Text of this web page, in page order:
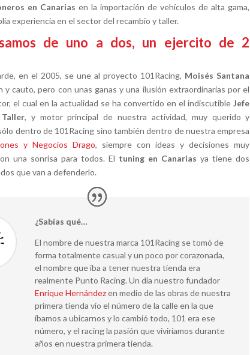
en Canarias en la importación de vehículos de alta gama,
experiencia en el sector del recambio y taller.
de uno a dos, un ejercito de 2
en el 2005, se une al proyecto 101Racing, Moisés Santana
y cauto, pero con unas ganas y una ilusión extraordinarias por el
el cual en la actualidad se ha convertido en el indiscutibleJefe
, y motor principal de nuestra actividad, muy querido y
dentro de 101Racing sino también dentro de nuestra empresa
y Negocios Drago, siempre con ideas y decisiones muy
una sonrisa para todos. El tuning en Canarias ya tiene dos
que van a defenderlo.
¿Sabías qué…
El nombre de nuestra marca 101Racing se tomó de
forma totalmente casual y un poco por corazonada,
el nombre que iba a tener nuestra tienda era
realmente Punto Racing. Un día nuestro fundador
Enrique Hernándezen medio de las obras de nuestra
primera tienda vio el número de la calle en la que
íbamos a ubicarnos y lo cambió todo, 101 era ese
número, y el racing la pasión que viviríamos durante
años en nuestra primera tienda.